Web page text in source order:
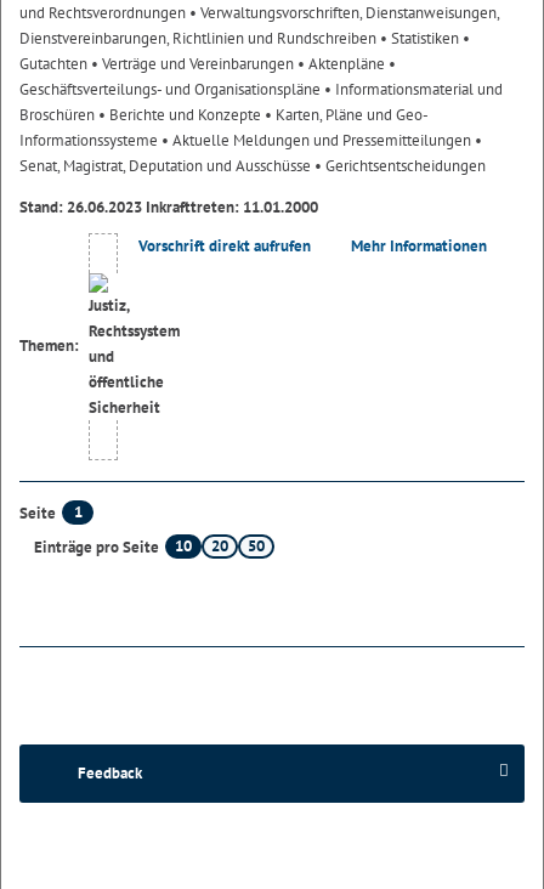
und Rechtsverordnungen • Verwaltungsvorschriften, Dienstanweisungen,
Dienstvereinbarungen, Richtlinien und Rundschreiben • Statistiken •
Gutachten • Verträge und Vereinbarungen • Aktenpläne •
Geschäftsverteilungs- und Organisationspläne • Informationsmaterial und
Broschüren • Berichte und Konzepte • Karten, Pläne und Geo-
Informationssysteme • Aktuelle Meldungen und Pressemitteilungen •
Senat, Magistrat, Deputation und Ausschüsse • Gerichtsentscheidungen
Stand: 26.06.2023 Inkrafttreten: 11.01.2000
Themen:
Vorschrift direkt aufrufen Mehr Informationen
Seite
1
Einträge pro Seite
10 20 50
Feedback